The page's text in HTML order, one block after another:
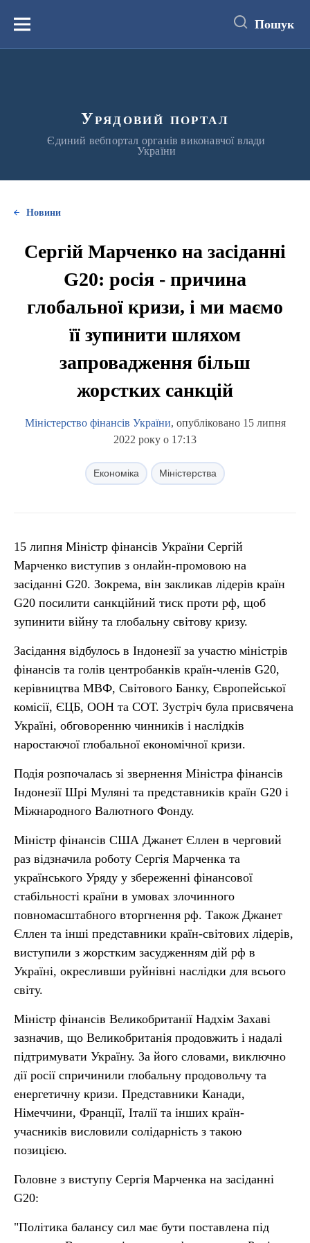
вмістуМеню Пошук
Урядовий портал
Єдиний вебпортал органів виконавчої влади
України
Новини
Сергій Марченко на засіданні
G20: росія - причина
глобальної кризи, і ми маємо
її зупинити шляхом
запровадження більш
жорстких санкцій
Міністерство фінансів України, опубліковано 15 липня
2022 року о 17:13
Економіка Міністерства
15 липня Міністр фінансів України Сергій
Марченко виступив з онлайн-промовою на
засіданні G20. Зокрема, він закликав лідерів країн
G20 посилити санкційний тиск проти рф, щоб
зупинити війну та глобальну світову кризу.
Засідання відбулось в Індонезії за участю міністрів
фінансів та голів центробанків країн-членів G20,
керівництва МВФ, Світового Банку, Європейської
комісії, ЄЦБ, ООН та СОТ. Зустріч була присвячена
Україні, обговоренню чинників і наслідків
наростаючої глобальної економічної кризи.
Подія розпочалась зі звернення Міністра фінансів
Індонезії Шрі Муляні та представників країн G20 і
Міжнародного Валютного Фонду.
Міністр фінансів США Джанет Єллен в черговий
раз відзначила роботу Сергія Марченка та
українського Уряду у збереженні фінансової
стабільності країни в умовах злочинного
повномасштабного вторгнення рф. Також Джанет
Єллен та інші представники країн-світових лідерів,
виступили з жорстким засудженням дій рф в
Україні, окресливши руйнівні наслідки для всього
світу.
Міністр фінансів Великобританії Надхім Захаві
зазначив, що Великобританія продовжить і надалі
підтримувати Україну. За його словами, виключно
дії росії спричинили глобальну продовольчу та
енергетичну кризи. Представники Канади,
Німеччини, Франції, Італії та інших країн-
учасників висловили солідарність з такою
позицією.
Головне з виступу Сергія Марченка на засіданні
G20:
"Політика балансу сил має бути поставлена під